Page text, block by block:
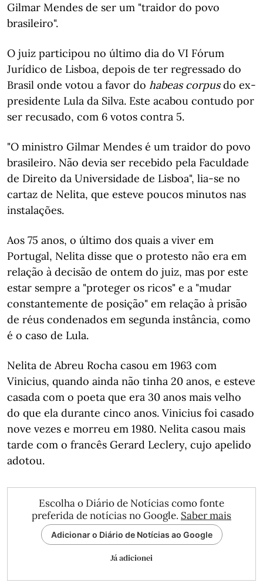
Gilmar Mendes de ser um "traidor do povo
brasileiro".
O juiz participou no último dia do VI Fórum
Jurídico de Lisboa, depois de ter regressado do
Brasil onde votou a favor do habeas corpusdo ex-
presidente Lula da Silva. Este acabou contudo por
ser recusado, com 6 votos contra 5.
"O ministro Gilmar Mendes é um traidor do povo
brasileiro. Não devia ser recebido pela Faculdade
de Direito da Universidade de Lisboa", lia-se no
cartaz de Nelita, que esteve poucos minutos nas
instalações.
Aos 75 anos, o último dos quais a viver em
Portugal, Nelita disse que o protesto não era em
relação à decisão de ontem do juiz, mas por este
estar sempre a "proteger os ricos" e a "mudar
constantemente de posição" em relação à prisão
de réus condenados em segunda instância, como
é o caso de Lula.
Nelita de Abreu Rocha casou em 1963 com
Vinicius, quando ainda não tinha 20 anos, e esteve
casada com o poeta que era 30 anos mais velho
do que ela durante cinco anos. Vinicius foi casado
nove vezes e morreu em 1980. Nelita casou mais
tarde com o francês Gerard Leclery, cujo apelido
adotou.
Escolha o Diário de Notícias como fonte
preferida de notícias no Google. Saber mais
Adicionar o Diário de Notícias ao Google
Já adicionei